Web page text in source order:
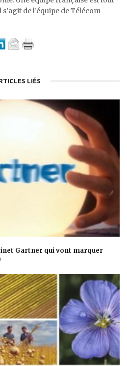
de l’équipe de Télécom
LIÉS
Gartner qui vont marquer